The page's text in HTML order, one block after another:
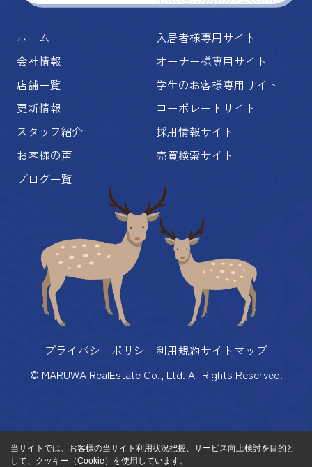
ホーム
会社情報
店舗一覧
更新情報
スタッフ紹介
お客様の声
ブログ一覧
入居者様専用サイト
オーナー様専用サイト
学生のお客様専用サイト
コーポレートサイト
採用情報サイト
売買検索サイト
プライバシーポリシー利用規約サイトマップ
© MARUWA RealEstate Co., Ltd. All Rights Reserved.
当サイトでは、お客様の当サイト利用状況把握、サービス向上検討を目的と
して、クッキー（Cookie）を使用しています。